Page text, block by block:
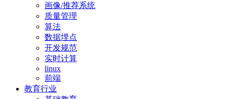
画像/推荐系统
质量管理
算法
数据埋点
开发规范
实时计算
linux
前端
教育行业